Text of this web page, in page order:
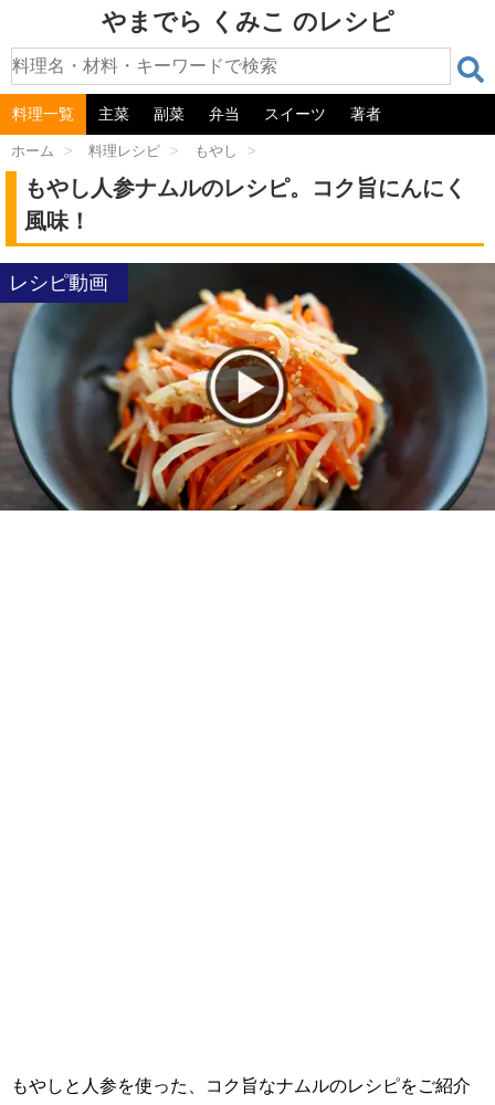
やまでら くみこ のレシピ
料理一覧 主菜 副菜 弁当 スイーツ 著者
ホーム > 料理レシピ > もやし >
もやし人参ナムルのレシピ。コク旨にんにく
風味！
レシピ動画
もやしと人参を使った、コク旨なナムルのレシピをご紹介